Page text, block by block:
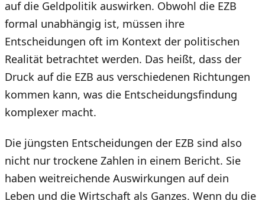
auf die Geldpolitik auswirken. Obwohl die EZB
formal unabhängig ist, müssen ihre
Entscheidungen oft im Kontext der politischen
Realität betrachtet werden. Das heißt, dass der
Druck auf die EZB aus verschiedenen Richtungen
kommen kann, was die Entscheidungsfindung
komplexer macht.
Die jüngsten Entscheidungen der EZB sind also
nicht nur trockene Zahlen in einem Bericht. Sie
haben weitreichende Auswirkungen auf dein
Leben und die Wirtschaft als Ganzes. Wenn du die